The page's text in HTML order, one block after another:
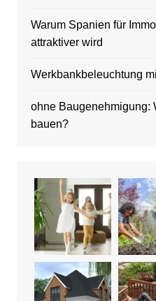
Warum Spanien für
attraktiver wird
Werkbankbeleuchtung
ohne Baugenehmigung:
bauen?